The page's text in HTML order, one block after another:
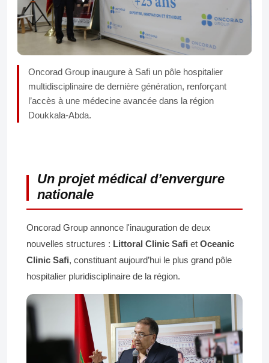
Oncorad Group inaugure à Safi un pôle hospitalier
multidisciplinaire de dernière génération, renforçant
l’accès à une médecine avancée dans la région
Doukkala-Abda.
Un projet médical d’envergure
nationale
Oncorad Group annonce l'inauguration de deux
nouvelles structures : Littoral Clinic Safi et Oceanic
Clinic Safi, constituant aujourd’hui le plus grand pôle
hospitalier pluridisciplinaire de la région.